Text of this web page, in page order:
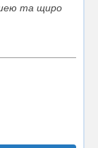
та щиро